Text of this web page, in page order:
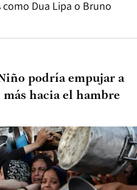
Dua Lipa o Bruno
podría empujar a
hacia el hambre